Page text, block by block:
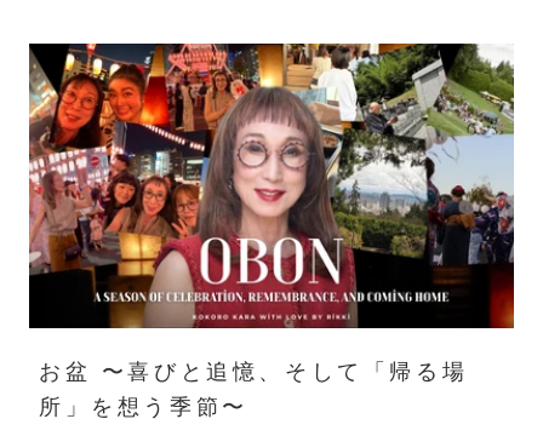
お盆 〜喜びと追憶、そして「帰る場
所」を想う季節〜